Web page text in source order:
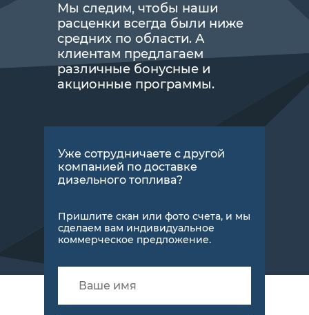
Мы следим, чтобы наши
расценки всегда были ниже
средних по области. А
клиентам предлагаем
различные бонусные и
акционные программы.
Уже сотрудничаете с другой
компанией по доставке
дизельного топлива?
Пришлите скан или фото счета, и мы
сделаем вам индивидуальное
коммерческое предложение.